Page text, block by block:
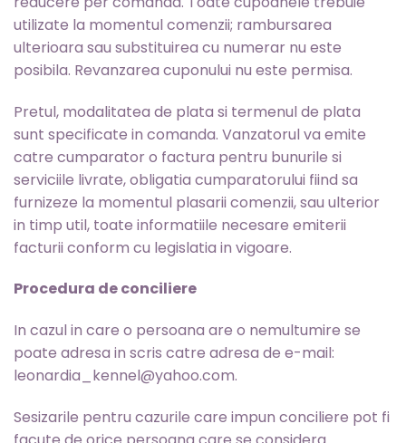
utilizate la momentul comenzii; rambursarea
ulterioara sau substituirea cu numerar nu este
posibila. Revanzarea cuponului nu este permisa.
Pretul, modalitatea de plata si termenul de plata
sunt specificate in comanda. Vanzatorul va emite
catre cumparator o factura pentru bunurile si
serviciile livrate, obligatia cumparatorului fiind sa
furnizeze la momentul plasarii comenzii, sau ulterior
in timp util, toate informatiile necesare emiterii
facturii conform cu legislatia in vigoare.
Procedura de conciliere
In cazul in care o persoana are o nemultumire se
poate adresa in scris catre adresa de e-mail:
leonardia_kennel@yahoo.com.
Sesizarile pentru cazurile care impun conciliere pot fi